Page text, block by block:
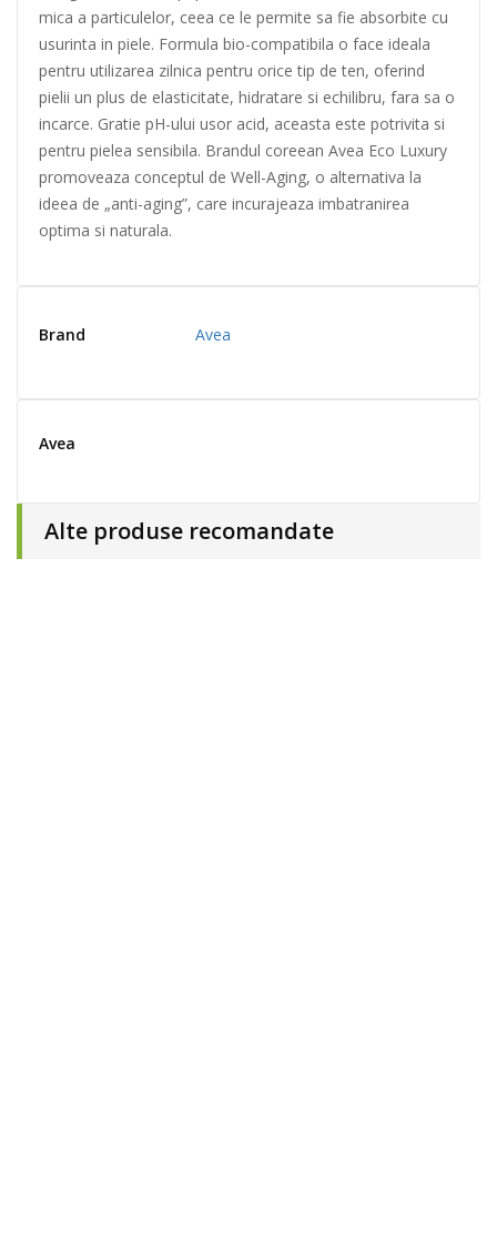
mica a particulelor, ceea ce le permite sa fie absorbite cu
usurinta in piele. Formula bio-compatibila o face ideala
pentru utilizarea zilnica pentru orice tip de ten, oferind
pielii un plus de elasticitate, hidratare si echilibru, fara sa o
incarce. Gratie pH-ului usor acid, aceasta este potrivita si
pentru pielea sensibila. Brandul coreean Avea Eco Luxury
promoveaza conceptul de Well-Aging, o alternativa la
ideea de „anti-aging”, care incurajeaza imbatranirea
optima si naturala.
Brand Avea
Avea
Alte produse recomandate